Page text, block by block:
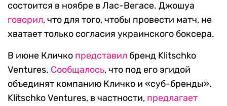
состоится в ноябре в Лас-Вегасе. Джошуа
говорил, что для того, чтобы провести матч, не
хватает только согласия украинского боксера.
В июне Кличко представил бренд Klitschko
Ventures. Сообщалось, что под его эгидой
объединят компанию Кличко и «суб-бренды».
Klitschko Ventures, в частности, предлагает